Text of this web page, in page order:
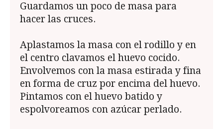
Guardamos un poco de masa para
hacer las cruces.
Aplastamos la masa con el rodillo y en
el centro clavamos el huevo cocido.
Envolvemos con la masa estirada y fina
en forma de cruz por encima del huevo.
Pintamos con el huevo batido y
espolvoreamos con azúcar perlado.